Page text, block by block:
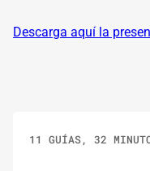
Descarga aquí la
11 GUÍAS, 32